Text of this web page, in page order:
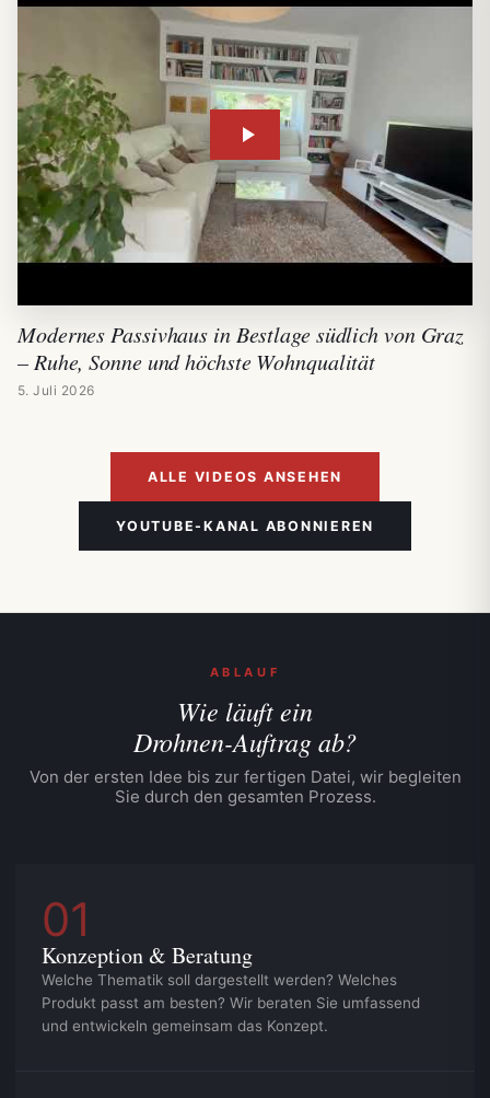
Modernes Passivhaus in Bestlage südlich von Graz
– Ruhe, Sonne und höchste Wohnqualität
5. Juli 2026
ALLE VIDEOS ANSEHEN
YOUTUBE-KANAL ABONNIEREN
ABLAUF
Wie läuft ein
Drohnen-Auftrag ab?
Von der ersten Idee bis zur fertigen Datei, wir begleiten
Sie durch den gesamten Prozess.
01
Konzeption & Beratung
Welche Thematik soll dargestellt werden? Welches
Produkt passt am besten? Wir beraten Sie umfassend
und entwickeln gemeinsam das Konzept.